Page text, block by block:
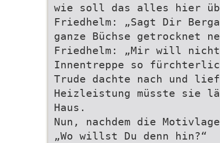
wie soll das alles hier
Friedhelm: „Sagt Dir
ganze Büchse getrocknet
Friedhelm: „Mir will
Innentreppe so
Trude dachte nach und
Heizleistung müsste sie
Haus.
Nun, nachdem die
„Wo willst Du denn hin?“